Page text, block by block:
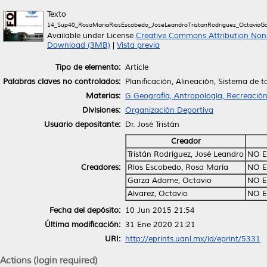
Texto
Available under License Creative Commons Attribution
Download (3MB)
Vista previa
Tipo de elemento: Article
Palabras claves no controlados: Planificación, Alineación, Sistema de
Materias: G Geografía, Antropología,
Divisiones: Organización Deportiva
Usuario depositante: Dr. José Tristán
Creadores:
Creador
Tristán Rodríguez, José Leandro NO
Ríos Escobedo, Rosa María
NO
Garza Adame, Octavio
NO
Alvarez, Octavio
NO
Fecha del depósito: 10 Jun 2015 21:54
Última modificación: 31 Ene 2020 21:21
URI: http://eprints.uanl.mx/id/eprint/5331
Actions (login required)